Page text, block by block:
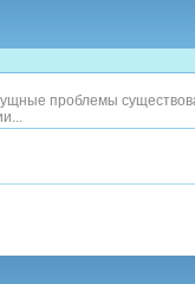
проблемы